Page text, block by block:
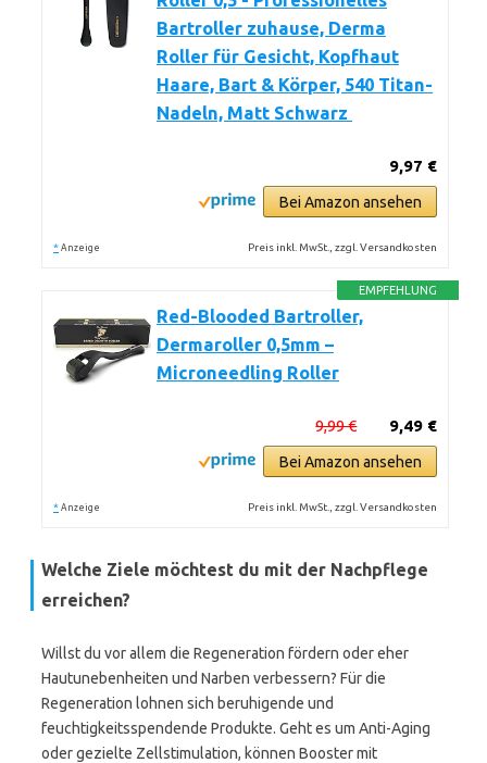
Bartroller zuhause, Derma
Roller für Gesicht, Kopfhaut
Haare, Bart & Körper, 540 Titan-
Nadeln, Matt Schwarz
9,97 €
Bei Amazon ansehen
* Anzeige Preis inkl. MwSt., zzgl. Versandkosten
EMPFEHLUNG
Red-Blooded Bartroller,
Dermaroller 0,5mm –
Microneedling Roller
9,49 €
9,99 €
Bei Amazon ansehen
* Anzeige Preis inkl. MwSt., zzgl. Versandkosten
Welche Ziele möchtest du mit der Nachpflege
erreichen?
Willst du vor allem die Regeneration fördern oder eher
Hautunebenheiten und Narben verbessern? Für die
Regeneration lohnen sich beruhigende und
feuchtigkeitsspendende Produkte. Geht es um Anti-Aging
oder gezielte Zellstimulation, können Booster mit